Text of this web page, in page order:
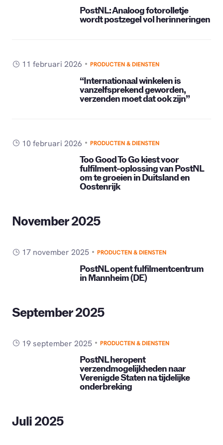
PostNL: Analoog fotorolletje
wordt postzegel vol herinneringen
11 februari 2026 PRODUCTEN & DIENSTEN
“Internationaal winkelen is
vanzelfsprekend geworden,
verzenden moet dat ook zijn”
10 februari 2026 PRODUCTEN & DIENSTEN
Too Good To Go kiest voor
fulfilment-oplossing van PostNL
om te groeien in Duitsland en
Oostenrijk
November 2025
17 november 2025 PRODUCTEN & DIENSTEN
PostNL opent fulfilmentcentrum
in Mannheim (DE)
September 2025
19 september 2025 PRODUCTEN & DIENSTEN
PostNL heropent
verzendmogelijkheden naar
Verenigde Staten na tijdelijke
onderbreking
Juli 2025